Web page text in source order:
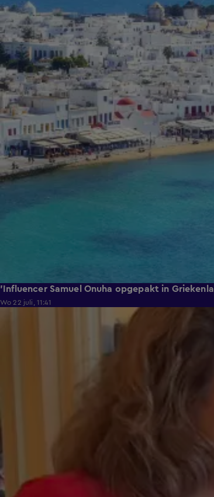
'Influencer Samuel Onuha opgepakt in
Wo 22 juli, 11:41